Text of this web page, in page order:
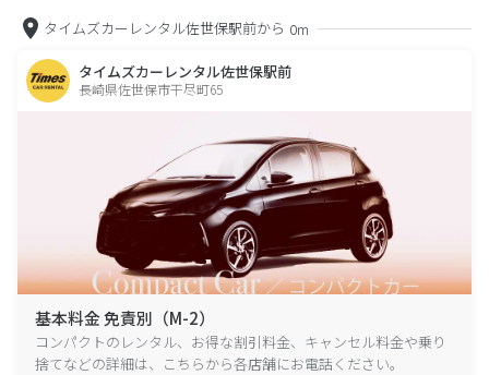
タイムズカーレンタル佐世保駅前から 0m
タイムズカーレンタル佐世保駅前
長崎県佐世保市干尽町65
基本料金 免責別（M-2）
コンパクトのレンタル、お得な割引料金、キャンセル料金や乗り
捨てなどの詳細は、こちらから各店舗にお電話ください。